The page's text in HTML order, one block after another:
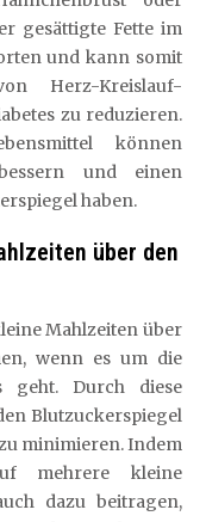
gesättigte Fette im
und kann somit
Herz-Kreislauf-
zu reduzieren.
können
und einen
haben.
über den
Mahlzeiten über
wenn es um die
geht. Durch diese
Blutzuckerspiegel
minimieren. Indem
mehrere kleine
dazu beitragen,